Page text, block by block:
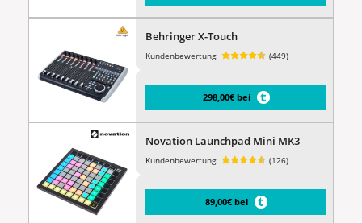
Behringer X-Touch
Kundenbewertung: (449)
298,00€ bei
Novation Launchpad Mini MK3
Kundenbewertung: (126)
89,00€ bei